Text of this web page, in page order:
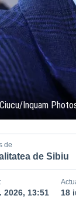
Inquam
de
de Sibiu
2026, 13:51 18